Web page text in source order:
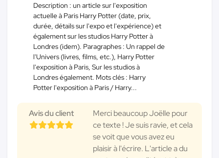
Description : un article sur l'exposition
actuelle à Paris Harry Potter (date, prix,
durée, détails sur l'expo et l'expérience) et
également sur les studios Harry Potter à
Londres (idem). Paragraphes : Un rappel de
l'Univers (livres, films, etc.), Harry Potter
l'exposition à Paris, Sur les studios à
Londres également. Mots clés : Harry
Potter l'exposition à Paris / Harry...
Avis du client
Merci beaucoup Joëlle pour
ce texte ! Je suis ravie, et cela
se voit que vous avez eu
plaisir à l'écrire. L'article a du